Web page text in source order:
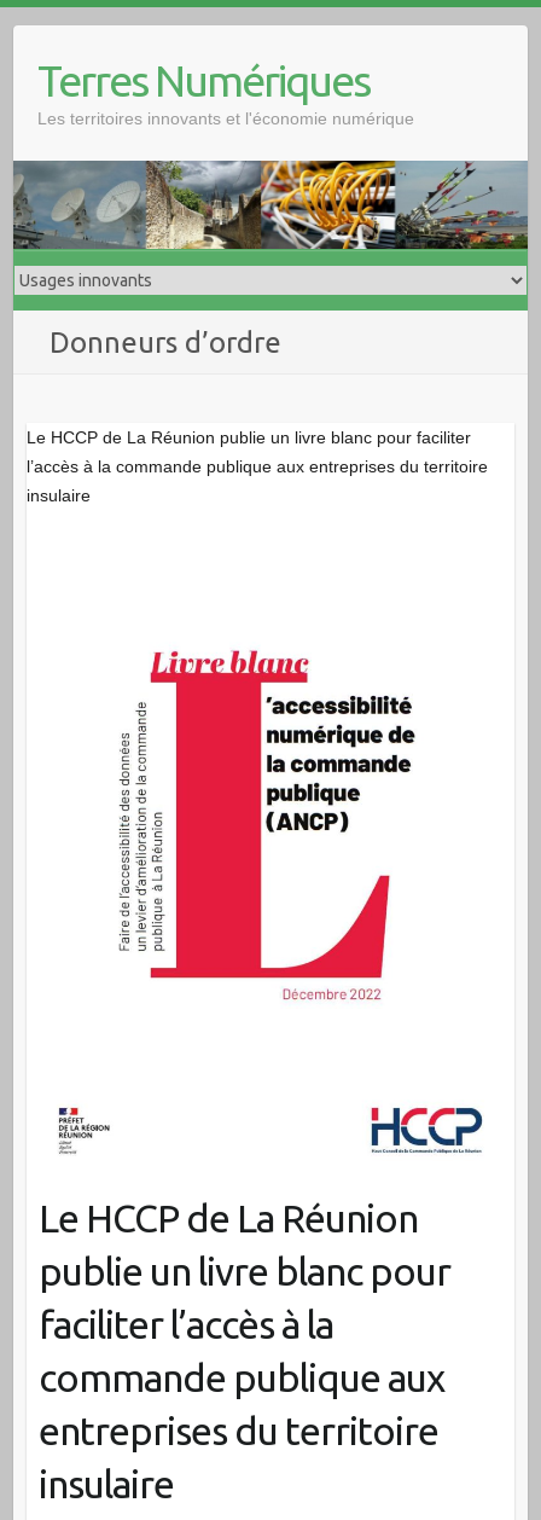
Terres Numériques
Les territoires innovants et l'économie numérique
Donneurs d’ordre
Le HCCP de La Réunion publie un livre blanc pour faciliter
l’accès à la commande publique aux entreprises du territoire
insulaire
Le HCCP de La Réunion
publie un livre blanc pour
faciliter l’accès à la
commande publique aux
entreprises du territoire
insulaire